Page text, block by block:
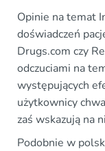
Opinie na temat
doświadczeń
Drugs.com czy
odczuciami na
występujących
użytkownicy
zaś wskazują na
Podobnie w